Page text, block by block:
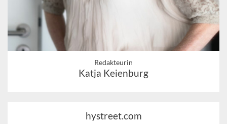
Redakteurin
Katja Keienburg
hystreet.com